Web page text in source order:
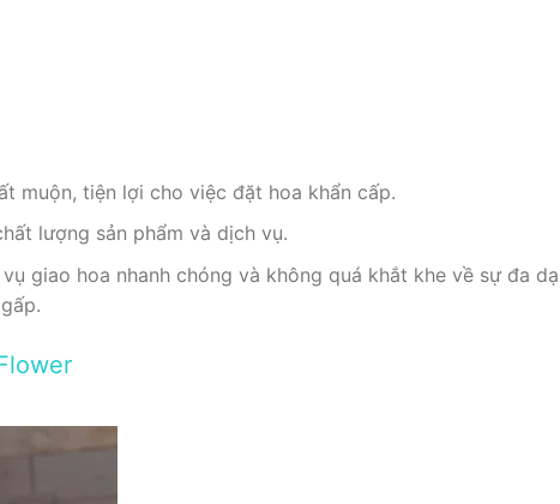
muộn, tiện lợi cho việc đặt hoa khẩn cấp.
lượng sản phẩm và dịch vụ.
giao hoa nhanh chóng và không quá khắt khe về sự đa